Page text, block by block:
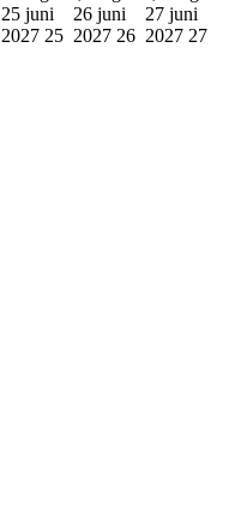
25 juni
2027 25
26 juni
2027 26
27 juni
2027 27